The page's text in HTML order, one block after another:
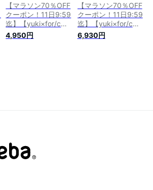
【マラソン70％OFF
クーポン！11日9:59
迄】【yuki×for/cコ
ラボ】Vネック ワン
ピース PM PL M L
4,950円
【マラソン70％OFF
クーポン！11日9:59
迄】【yuki×for/cコ
ラボ】Vネック ワン
ピース PM PL M L
6,930円